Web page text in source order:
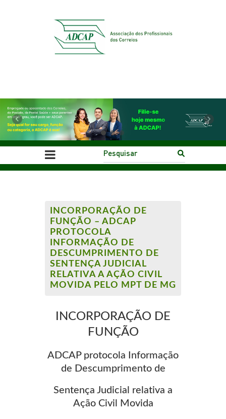
Previous Next
INCORPORAÇÃO DE
FUNÇÃO – ADCAP
PROTOCOLA
INFORMAÇÃO DE
DESCUMPRIMENTO DE
SENTENÇA JUDICIAL
RELATIVA A AÇÃO CIVIL
MOVIDA PELO MPT DE MG
INCORPORAÇÃO DE
FUNÇÃO
ADCAP protocola Informação
de Descumprimento de
Sentença Judicial relativa a
Ação Civil Movida